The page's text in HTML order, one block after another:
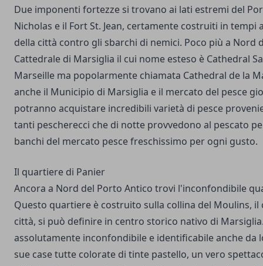
Due imponenti fortezze si trovano ai lati estremi del
Nicholas e il Fort St. Jean, certamente costruiti in tempi
della città contro gli sbarchi di nemici. Poco più a Nord
Cattedrale di Marsiglia il cui nome esteso è Cathedral
Marseille ma popolarmente chiamata Cathedral de la
anche il Municipio di Marsiglia e il mercato del pesce
potranno acquistare incredibili varietà di pesce
tanti pescherecci che di notte provvedono al pescato
banchi del mercato pesce freschissimo per ogni gusto.
Il quartiere di Panier
Ancora a Nord del Porto Antico trovi l'inconfondibile
Questo quartiere è costruito sulla collina del Moulins,
città, si può definire in centro storico nativo di
assolutamente inconfondibile e identificabile anche da
sue case tutte colorate di tinte pastello, un vero